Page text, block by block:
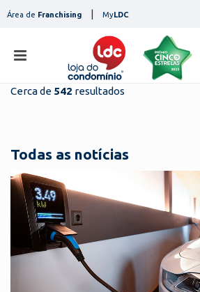
toÁrea de Franchising MyLDC
notícias
contactos
Cerca de 542 resultados
Todas as notícias